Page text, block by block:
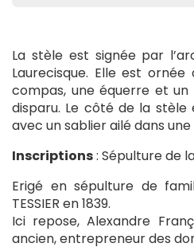
La stèle est signée par
Laurecisque. Elle est
compas, une équerre et
disparu. Le côté de la stèle
avec un sablier ailé dans
Inscriptions: Sépulture de
Erigé en sépulture de
TESSIER en 1839.
Ici repose, Alexandre
ancien, entrepreneur des